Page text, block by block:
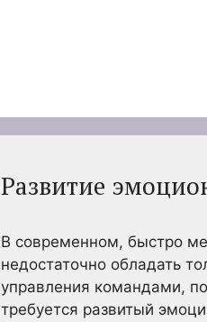
Развитие
В современном, быстро
недостаточно обладать
управления командами,
требуется развитый